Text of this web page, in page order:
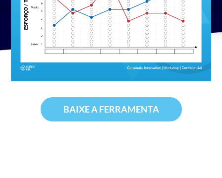
BAIXE A FERRAMENTA